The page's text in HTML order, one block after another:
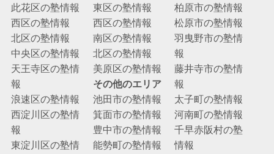
此花区の塾情報
西区の塾情報
北区の塾情報
中央区の塾情報
天王寺区の塾情
報
浪速区の塾情報
西淀川区の塾情
報
東淀川区の塾情
東区の塾情報
西区の塾情報
南区の塾情報
北区の塾情報
美原区の塾情報
その他のエリア
池田市の塾情報
箕面市の塾情報
豊中市の塾情報
能勢町の塾情報
柏原市の塾情報
松原市の塾情報
羽曳野市の塾情
報
藤井寺市の塾情
報
太子町の塾情報
河南町の塾情報
千早赤阪村の塾
情報